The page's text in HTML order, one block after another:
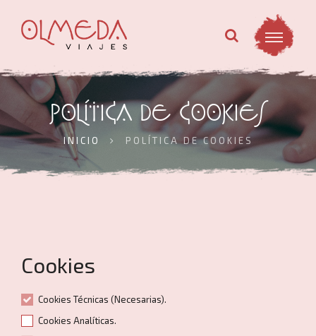
POLÍTICA DE COOKIES
INICIO POLÍTICA DE COOKIES
Cookies
Cookies Técnicas (Necesarias).
Cookies Analíticas.